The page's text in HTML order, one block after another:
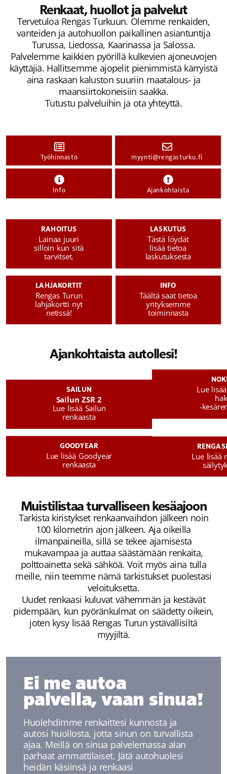
Renkaat, huollot ja palvelut
Tervetuloa Rengas Turkuun. Olemme renkaiden,
vanteiden ja autohuollon paikallinen asiantuntija
Turussa, Liedossa, Kaarinassa ja Salossa.
Palvelemme kaikkien pyörillä kulkevien ajoneuvojen
käyttäjiä. Hallitsemme ajopelit pienimmistä kärryistä
aina raskaan kaluston suuriin maatalous- ja
maansiirtokoneisiin saakka.
Tutustu palveluihin ja ota yhteyttä.
Työhinnasto myynti@rengasturku.fi
Info Ajankohtaista
RAHOITUS
Lainaa juuri
silloin kun sitä
tarvitset.
LASKUTUS
Tästä löydät
lisää tietoa
laskutuksesta
LAHJAKORTIT
Rengas Turun
lahjakortti nyt
netissä!
INFO
Täältä saat tietoa
yrityksemme
toiminnasta
Ajankohtaista autollesi!
SAILUN
Sailun ZSR 2
Lue lisää Sailun
renkaasta
Lue
-
GOODYEAR
Lue lisää Goodyear
renkaasta
Lue lisää
Muistilistaa turvalliseen kesäajoon
Tarkista kiristykset renkaanvaihdon jälkeen noin
100 kilometrin ajon jälkeen. Aja oikeilla
ilmanpaineilla, sillä se tekee ajamisesta
mukavampaa ja auttaa säästämään renkaita,
polttoainetta sekä sähköä. Voit myös aina tulla
meille, niin teemme nämä tarkistukset puolestasi
veloituksetta.
Uudet renkaasi kuluvat vähemmän ja kestävät
pidempään, kun pyöränkulmat on säädetty oikein,
joten kysy lisää Rengas Turun ystävällisiltä
myyjiltä.
Ei me autoa
palvella, vaan sinua!
Huolehdimme renkaittesi kunnosta ja
autosi huollosta, jotta sinun on turvallista
ajaa. Meillä on sinua palvelemassa alan
parhaat ammattilaiset. Jätä autohuolesi
heidän käsiinsä ja renkaasi